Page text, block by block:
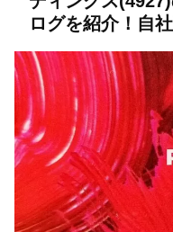
ログを紹介！自